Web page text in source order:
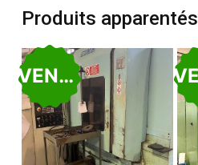
Produits apparentés
VENDU